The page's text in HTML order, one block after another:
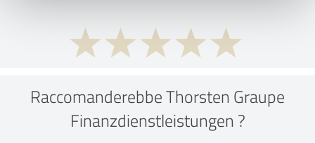
Raccomanderebbe Thorsten Graupe
Finanzdienstleistungen ?